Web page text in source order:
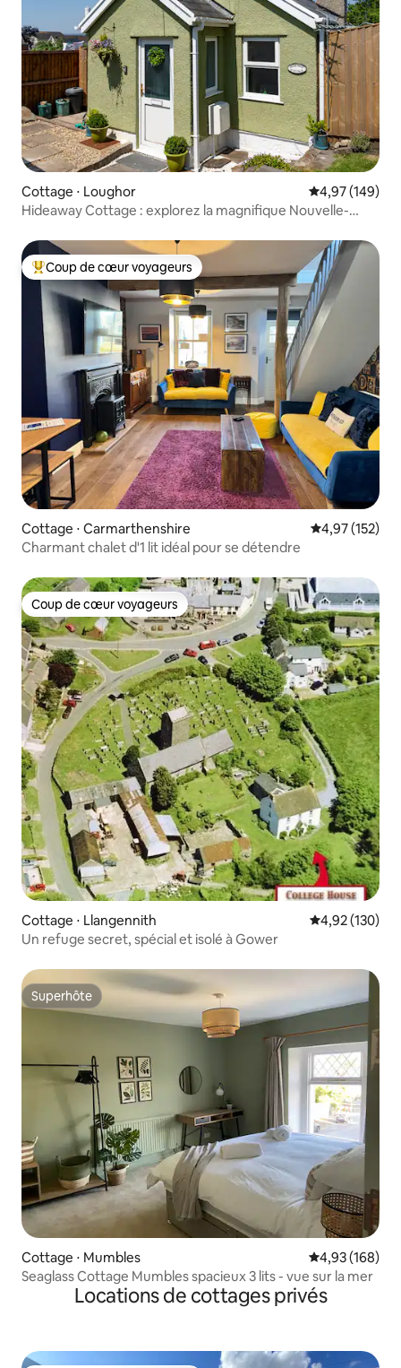
Cottage ⋅ Loughor Évaluation
4,97 (149)
Hideaway Cottage : explorez la magnifique Nouvelle-
Coups de cœur voyageurs les plus appréciés
Coup de cœur voyageurs
Cottage ⋅ Carmarthenshire Évaluation
4,97 (152)
Charmant chalet d'1 lit idéal pour se détendre
Coup de cœur voyageurs
Coup de cœur voyageurs
Cottage ⋅ Llangennith Évaluation
4,92 (130)
Un refuge secret, spécial et isolé à Gower
Superhôte
Superhôte
Cottage ⋅ Mumbles Évaluation
4,93 (168)
Seaglass Cottage Mumbles spacieux 3 lits - vue sur la mer
Locations de cottages privés